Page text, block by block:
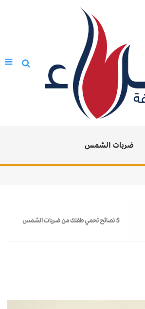
ضربات الشمس
5 نصائح تحمي طفلك من ضربات الشمس